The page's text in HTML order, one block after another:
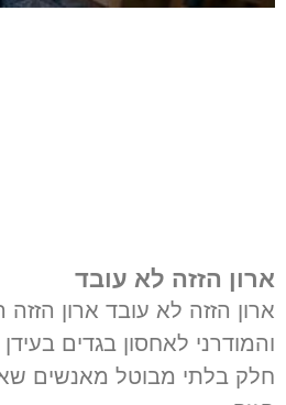
ארון הזזה לא עובד
ארון הזזה לא עובד ארון הזזה
והמודרני לאחסון בגדים
חלק בלתי מבוטל מאנשים